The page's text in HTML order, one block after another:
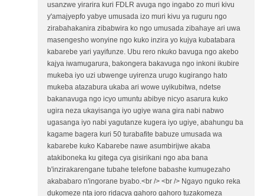
usanzwe yirarira kuri FDLR avuga ngo ingabo zo muri kivu
y'amajyepfo yabye umusada izo muri kivu ya ruguru ngo
zirabahakanira zibabwira ko ngo umusada zibahaye ari uwa
masengesho wonyine ngo kuko inzira yo kujya kubatabara
kabarebe yari yayifunze. Ubu rero nkuko bavuga ngo akebo
kajya iwamugarura, bakongera bakavuga ngo inkoni ikubire
mukeba iyo uzi ubwenge uyirenza urugo kugirango hato
mukeba atazabura ukaba ari wowe uyikubitwa, ndetse
bakanavuga ngo icyo umuntu abibye nicyo asarura kuko
ugira neza ukayisanga iyo ugiye wana gira nabi nabwo
ugasanga iyo nabi yagutanze kugera iyo ugiye, abahungu ba
kagame bagera kuri 50 turabafite babuze umusada wa
kabarebe kuko Kabarebe nawe asumbirijwe akaba
atakiboneka ku gitega cya gisirikani ngo aba bana
b'inzirakarengane tubahe telefone babashe kumugezaho
akababaro n'ingorane byabo.<br /> <br /> Ngayo nguko reka
dukomeze nta joro ridacya gahoro gahoro tuzakomeza